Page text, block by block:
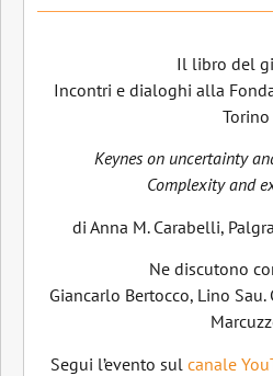
Il libro del
Incontri e dialoghi alla
Torino
Keynes on uncertainty
Complexity and
di Anna M. Carabelli,
Ne discutono
Giancarlo Bertocco, Lino
Segui l’evento sul canale